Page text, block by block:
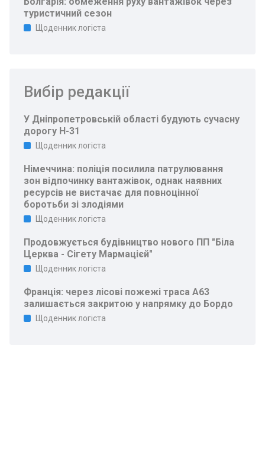
туристичний сезон
Щоденник логіста
Вибір редакції
У Дніпропетровській області будують сучасну
дорогу Н-31
Щоденник логіста
Німеччина: поліція посилила патрулювання
зон відпочинку вантажівок, однак наявних
ресурсів не вистачає для повноцінної
боротьби зі злодіями
Щоденник логіста
Продовжується будівництво нового ПП "Біла
Церква - Сігету Мармацієй"
Щоденник логіста
Франція: через лісові пожежі траса A63
залишається закритою у напрямку до Бордо
Щоденник логіста